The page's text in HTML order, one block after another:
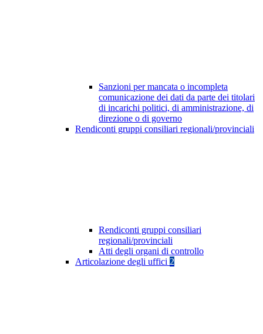
Sanzioni per mancata o incompleta
comunicazione dei dati da parte dei titolari
di incarichi politici, di amministrazione, di
direzione o di governo
Rendiconti gruppi consiliari regionali/provinciali
Rendiconti gruppi consiliari
regionali/provinciali
Atti degli organi di controllo
Articolazione degli uffici 2